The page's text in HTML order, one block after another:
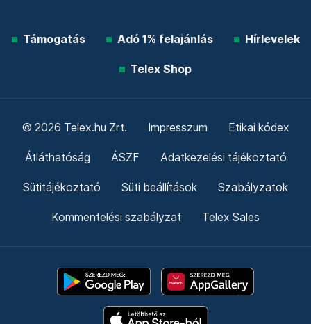
Támogatás Adó 1% felajánlás Hírlevelek
Telex Shop
© 2026 Telex.hu Zrt. Impresszum Etikai kódex
Átláthatóság ÁSZF Adatkezelési tájékoztató
Sütitájékoztató Süti beállítások Szabályzatok
Kommentelési szabályzat Telex Sales